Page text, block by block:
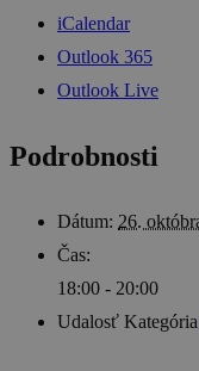
iCalendar
Outlook 365
Outlook Live
Podrobnosti
Dátum: 26.
Čas:
18:00 - 20:00
Udalosť